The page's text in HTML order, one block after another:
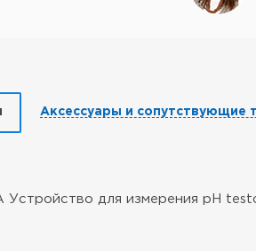
Аксессуары и сопутствующие
Устройство для измерения pH